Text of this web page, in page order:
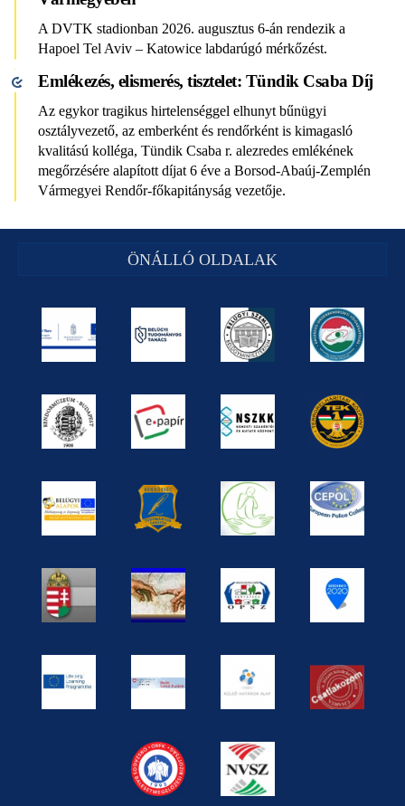
A DVTK stadionban 2026. augusztus 6-án rendezik a
Hapoel Tel Aviv – Katowice labdarúgó mérkőzést.
Emlékezés, elismerés, tisztelet: Tündik Csaba Díj
Az egykor tragikus hirtelenséggel elhunyt bűnügyi
osztályvezető, az emberként és rendőrként is kimagasló
kvalitású kolléga, Tündik Csaba r. alezredes emlékének
megőrzésére alapított díjat 6 éve a Borsod-Abaúj-Zemplén
Vármegyei Rendőr-főkapitányság vezetője.
ÖNÁLLÓ OLDALAK